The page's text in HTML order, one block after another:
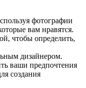
фотографии
вам нравятся.
чтобы определить,
дизайнером.
ваши предпочтения
создания